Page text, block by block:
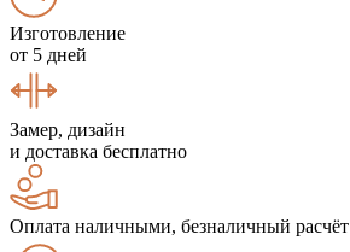
Изготовление
от 5 дней
Замер, дизайн
и доставка бесплатно
Оплата наличными, безналичный расчёт